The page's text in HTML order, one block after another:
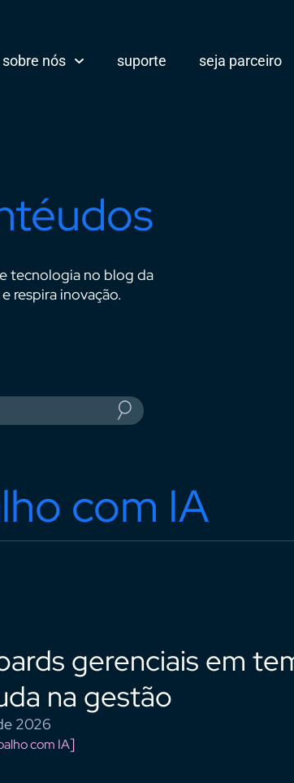
sobre nós suporte seja parceiro
tecnologia no blog da
respira inovação.
com IA
gerenciais em
na gestão
2026
com IA